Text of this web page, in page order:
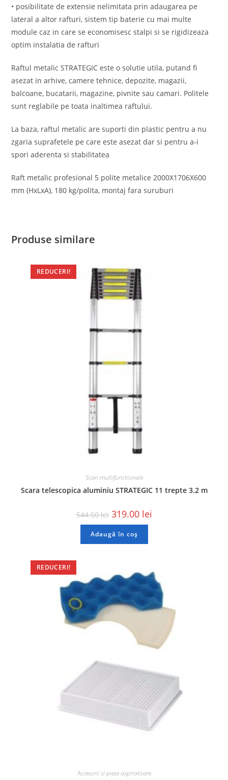
• posibilitate de extensie nelimitata prin adaugarea pe
lateral a altor rafturi, sistem tip baterie cu mai multe
module caz in care se economisesc stalpi si se rigidizeaza
optim instalatia de rafturi
Raftul metalic STRATEGIC este o solutie utila, putand fi
asezat in arhive, camere tehnice, depozite, magazii,
balcoane, bucatarii, magazine, pivnite sau camari. Politele
sunt reglabile pe toata inaltimea raftului.
La baza, raftul metalic are suporti din plastic pentru a nu
zgaria suprafetele pe care este asezat dar si pentru a-i
spori aderenta si stabilitatea
Raft metalic profesional 5 polite metalice 2000X1706X600
mm (HxLxA), 180 kg/polita, montaj fara suruburi
Produse similare
REDUCERI!
Scari multifunctionale
Scara telescopica aluminiu STRATEGIC 11 trepte 3.2 m
544.50lei 319.00 lei
Adaugă în coș
REDUCERI!
Accesorii si piese aspiratoare